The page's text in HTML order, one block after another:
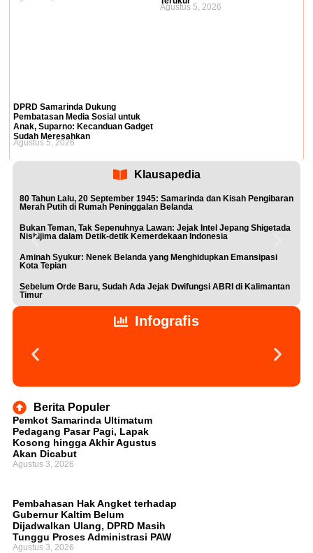
Agustus 5, 2026
DPRD Samarinda Dukung
Pembatasan Media Sosial untuk
Anak, Suparno: Kecanduan Gadget
Sudah Meresahkan
Agustus 5, 2026
Berita Populer
Pemkot Samarinda Ultimatum
Pedagang Pasar Pagi, Lapak
Kosong hingga Akhir Agustus
Akan Dicabut
Agustus 3, 2026
Pembahasan Hak Angket terhadap
Gubernur Kaltim Belum
Dijadwalkan Ulang, DPRD Masih
Tunggu Proses Administrasi PAW
Agustus 3, 2026
Klausapedia
80 Tahun Lalu, 20 September 1945: Samarinda dan Kisah Pengibaran
Merah Putih di Rumah Peninggalan Belanda
Bukan Teman, Tak Sepenuhnya Lawan: Jejak Intel Jepang Shigetada
Nishijima dalam Detik-detik Kemerdekaan Indonesia
Aminah Syukur: Nenek Belanda yang Menghidupkan Emansipasi
Kota Tepian
Sebelum Orde Baru, Sudah Ada Jejak Dwifungsi ABRI di Kalimantan
Timur
Infografis